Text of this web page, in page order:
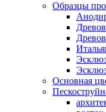
Образцы
Основная